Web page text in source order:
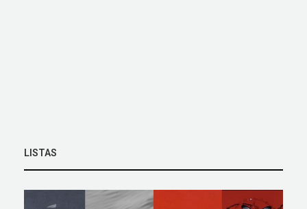
LISTAS